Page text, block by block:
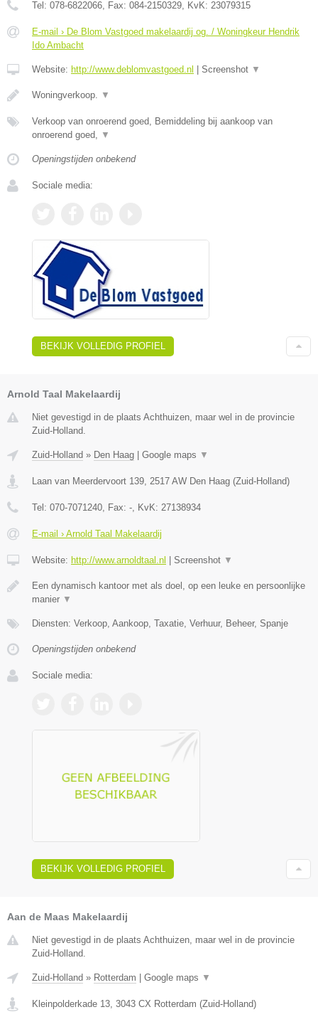
Tel: 078-6822066, Fax: 084-2150329, KvK: 23079315
E-mail › De Blom Vastgoed makelaardij og. / Woningkeur Hendrik
Ido Ambacht
Website: http://www.deblomvastgoed.nl Screenshot ▼
Woningverkoop. ▼
Verkoop van onroerend goed, Bemiddeling bij aankoop van
onroerend goed, ▼
Openingstijden onbekend
Sociale media:
BEKIJK VOLLEDIG PROFIEL
Arnold Taal Makelaardij
Niet gevestigd in de plaats Achthuizen, maar wel in de provincie
Zuid-Holland.
Zuid-Holland » Den Haag | Google maps ▼
Laan van Meerdervoort 139 2517 AW Den Haag (Zuid-Holland)
Tel: 070-7071240 , Fax: - , KvK: 27138934
E-mail › Arnold Taal Makelaardij
Website: http://www.arnoldtaal.nl | Screenshot ▼
Een dynamisch kantoor met als doel, op een leuke en persoonlijke
manier ▼
Diensten: Verkoop, Aankoop, Taxatie, Verhuur, Beheer, Spanje
Openingstijden onbekend
Sociale media:
BEKIJK VOLLEDIG PROFIEL
Aan de Maas Makelaardij
Niet gevestigd in de plaats Achthuizen, maar wel in de provincie
Zuid-Holland.
Zuid-Holland » Rotterdam Google maps ▼
Kleinpolderkade 13, 3043 CX Rotterdam (Zuid-Holland)